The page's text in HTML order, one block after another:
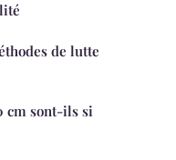
de lutte
cm sont-ils si